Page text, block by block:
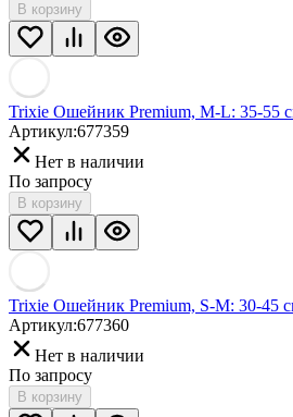
В корзину
Trixie Ошейник Premium, M-L: 35-55
Артикул:677359
Нет в наличии
По запросу
В корзину
Trixie Ошейник Premium, S-M: 30-45
Артикул:677360
Нет в наличии
По запросу
В корзину